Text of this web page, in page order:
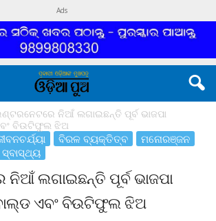
Ads
ନିଆଁ ଲଗାଇଛନ୍ତି ପୂର୍ବ ଭାଜପା
ବିଉଟିଫୁଲ ଝିଅ
ବିରଳ ବ୍ୟକ୍ତିତ୍ବ
ମନୋରଞ୍ଜନ
ସ୍ବାସ୍ଥ୍ୟ
ଲଗାଇଛନ୍ତି ପୂର୍ବ ଭାଜପା
ଏବଂ ବିଉଟିଫୁଲ ଝିଅ